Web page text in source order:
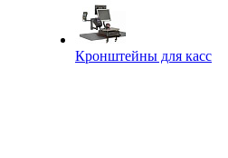
Кронштейны для касс